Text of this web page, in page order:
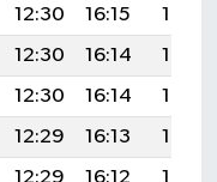
12:30 16:15
19:18
12:30 16:14
19:17
12:30 16:14
19:15
12:29 16:13
19:14